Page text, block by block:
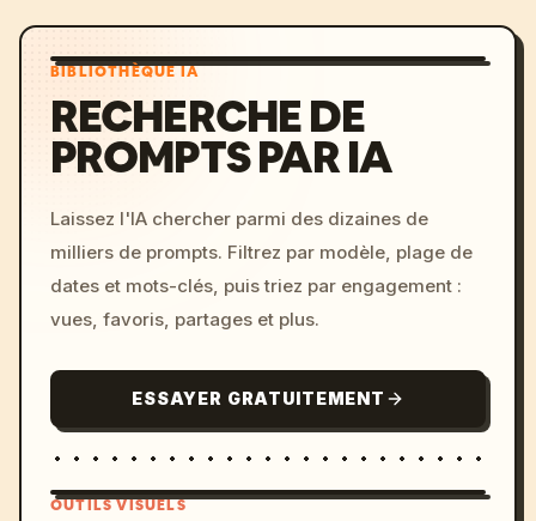
BIBLIOTHÈQUE IA
RECHERCHE DE
PROMPTS PAR IA
Laissez l'IA chercher parmi des dizaines de
milliers de prompts. Filtrez par modèle, plage de
dates et mots-clés, puis triez par engagement :
vues, favoris, partages et plus.
ESSAYER GRATUITEMENT
OUTILS VISUELS